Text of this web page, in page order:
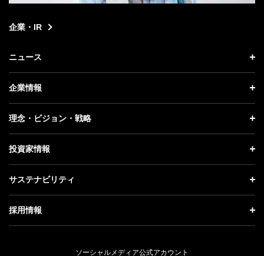
企業・IR
ニュース
ニュース トップ
プレスリリース
更新情報
記者説明会
企業情報
企業情報 トップ
社長メッセージ
事業紹介
ガバナンス
理念・ビジョン・戦略
理念・ビジョン・戦略 トップ
成長戦略「Activate AI for Society」
人材戦略
投資家情報
投資家情報 トップ
経営方針
サステナビリティ
サステナビリティ トップ
トップメッセージ
ESG方針・体制
採用情報
ソーシャルメディア公式アカウント